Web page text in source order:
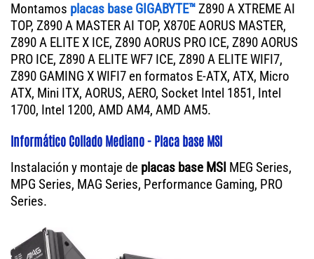
Montamos placas base GIGABYTE™Z890 A XTREME AI
TOP, Z890 A MASTER AI TOP, X870E AORUS MASTER,
Z890 A ELITE X ICE, Z890 AORUS PRO ICE, Z890 AORUS
PRO ICE, Z890 A ELITE WF7 ICE, Z890 A ELITE WIFI7,
Z890 GAMING X WIFI7 en formatos E-ATX, ATX, Micro
ATX, Mini ITX, AORUS, AERO, Socket Intel 1851, Intel
1700, Intel 1200, AMD AM4, AMD AM5.
Informático Collado Mediano - Placa base MSI
Instalación y montaje de placas base MSI MEG Series,
MPG Series, MAG Series, Performance Gaming, PRO
Series.